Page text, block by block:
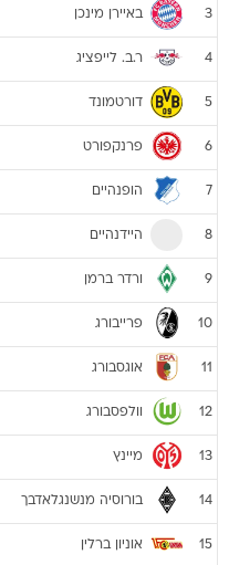
3 באיירן מינכן
4 ר.ב. לייפציג
5 דורטמונד
6 פרנקפורט
7 הופנהיים
8 היידנהיים
9 ורדר ברמן
10 פרייבורג
11 אוגסבורג
12 וולפסבורג
13 מיינץ
14 בורוסיה מנשנגלאדבך
15 אוניון ברלין